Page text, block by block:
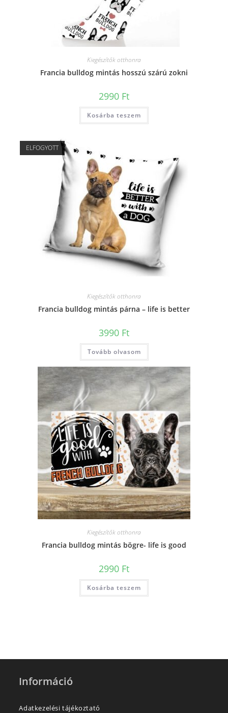
Kiegészítők otthonra
Francia bulldog mintás hosszú szárú zokni
2990 Ft
Kosárba teszem
ELFOGYOTT
Kiegészítők otthonra
Francia bulldog mintás párna – life is better
3990 Ft
Tovább olvasom
Kiegészítők otthonra
Francia bulldog mintás bögre- life is good
2990 Ft
Kosárba teszem
Információ
Adatkezelési tájékoztató